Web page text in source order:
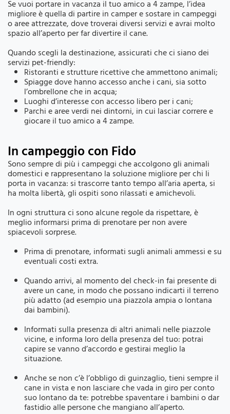
Se vuoi portare in vacanza il tuo amico a 4 zampe, l’idea
migliore è quella di partire in camper e sostare in campeggi
o aree attrezzate, dove troverai diversi servizi e avrai molto
spazio all’aperto per far divertire il cane.
Quando scegli la destinazione, assicurati che ci siano dei
servizi pet-friendly:
Ristoranti e strutture ricettive che ammettono animali;
Spiagge dove hanno accesso anche i cani, sia sotto
l’ombrellone che in acqua;
Luoghi d’interesse con accesso libero per i cani;
Parchi e aree verdi nei dintorni, in cui lasciar correre e
giocare il tuo amico a 4 zampe.
In campeggio con Fido
Sono sempre di più i campeggi che accolgono gli animali
domestici e rappresentano la soluzione migliore per chi li
porta in vacanza: si trascorre tanto tempo all’aria aperta, si
ha molta libertà, gli ospiti sono rilassati e amichevoli.
In ogni struttura ci sono alcune regole da rispettare, è
meglio informarsi prima di prenotare per non avere
spiacevoli sorprese.
Prima di prenotare, informati sugli animali ammessi e su
eventuali costi extra.
Quando arrivi, al momento del check-in fai presente di
avere un cane, in modo che possano indicarti il terreno
più adatto (ad esempio una piazzola ampia o lontana
dai bambini).
Informati sulla presenza di altri animali nelle piazzole
vicine, e informa loro della presenza del tuo: potrai
capire se vanno d’accordo e gestirai meglio la
situazione.
Anche se non c’è l’obbligo di guinzaglio, tieni sempre il
cane in vista e non lasciare che vada in giro per conto
suo lontano da te: potrebbe spaventare i bambini o dar
fastidio alle persone che mangiano all’aperto.